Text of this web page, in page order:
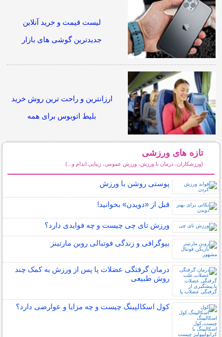
لیست قیمت و خرید آنلاین
جدیدترین گوشی های بازار
ارزانترین و راحت ترین روش خرید
بلیط اتوبوس برای همه
تازه های ورزشی
(ورزشکاران، درمان با ورزش، ورزش عمومی، زیبایی اندام و...)
پوستی روشن با ورزش
قبل از «دویدن» بخوانید!
ورزش تای چی چیست و چه فوایدی دارد؟
بیوگرافی و زندگی فوتبالی روبن مارتینز
درمان گرفتگی عضلات پا پس از ورزش به کمک چند
روش طبیعی
کول اسکالپینگ چیست و چه مزایا و عوارضی دارد؟